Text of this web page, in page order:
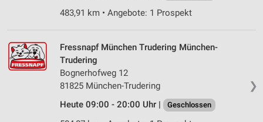
483,91 km • Angebote: 1 Prospekt
❯
Fressnapf München Trudering München-
Trudering
Bognerhofweg 12
81825 München-Trudering
Heute 09:00 - 20:00 Uhr |
Geschlossen
Analyse von Zielgruppen durch Statistiken oder
Kombinationen von Daten aus verschiedenen
Entwicklung und Verbesserung der Angebote
Verwendung reduzierter Daten zur Auswahl von
IAB-Besonderheiten: